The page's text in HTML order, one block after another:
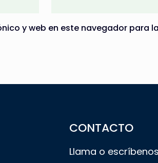
y web en este navegador para
CONTACTO
Llama o escríbenos